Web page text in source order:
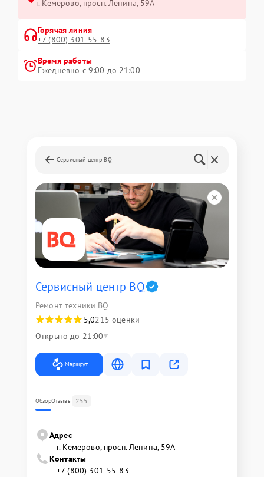
г. Кемерово, просп. Ленина, 59А
Горячая линия
+7 (800) 301-55-83
Время работы
Ежедневно с 9:00 до 21:00
Сервисный центр BQ
Сервисный центр BQ
Ремонт техники BQ
5,0215 оценки
Открыто до 21:00
Маршрут
ОбзорОтзывы 255
Адрес
г. Кемерово, просп. Ленина, 59А
Контакты
+7 (800) 301-55-83